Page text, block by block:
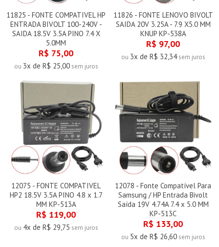
11825 - FONTE COMPATIVEL HP
ENTRADA BIVOLT 100-240V -
SAIDA 18.5V 3.5A PINO 7.4 X
5.0MM
R$ 75,00
ou 3x de R$ 25,00sem juros
11826 - FONTE LENOVO BIVOLT
SAIDA 20V 3.25A - 7.9 X5.0 MM
KNUP KP-538A
R$ 97,00
ou 3x de R$ 32,34sem juros
12075 - FONTE COMPATIVEL
HP2 18.5V 3.5A PINO 4.8 x 1.7
MM KP-513A
R$ 119,00
ou 4x de R$ 29,75 sem juros
12078 - Fonte Compatível Para
Samsung / HP Entrada Bivolt
Saída 19V 4.74A 7.4 x 5.0 MM
KP-513C
R$ 133,00
ou 5x de R$ 26,60sem juros